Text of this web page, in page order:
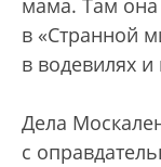
мама. Там
в «Странной
в водевилях
Дела
с